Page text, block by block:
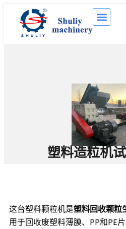
塑料造粒机
这台塑料颗粒机是塑料回收颗粒
用于回收废塑料薄膜、PP和PE片